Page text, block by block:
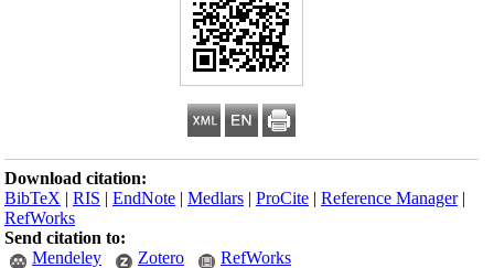
Download citation:
BibTeX |RIS |EndNote |Medlars |ProCite |Reference Manager
RefWorks
Send citation to:
Mendeley
Zotero RefWorks